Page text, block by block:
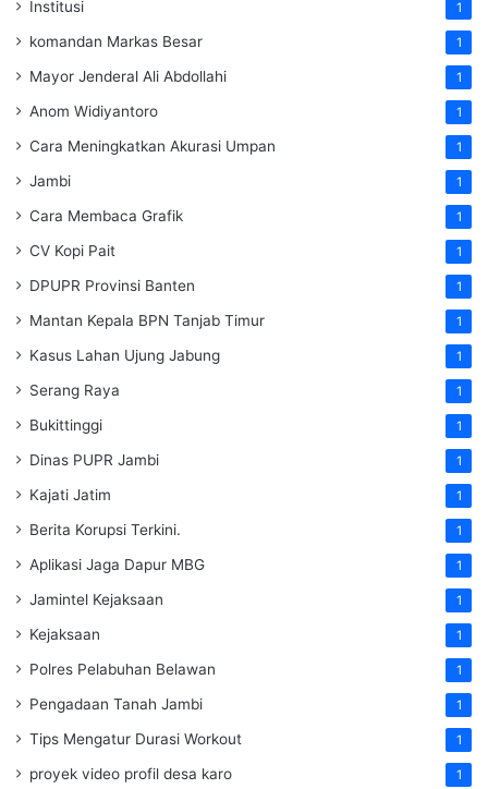
Institusi 1
komandan Markas Besar 1
Mayor Jenderal Ali Abdollahi 1
Anom Widiyantoro 1
Cara Meningkatkan Akurasi Umpan 1
Jambi 1
Cara Membaca Grafik 1
CV Kopi Pait 1
DPUPR Provinsi Banten 1
Mantan Kepala BPN Tanjab Timur 1
Kasus Lahan Ujung Jabung 1
Serang Raya 1
Bukittinggi 1
Dinas PUPR Jambi 1
Kajati Jatim 1
Berita Korupsi Terkini. 1
Aplikasi Jaga Dapur MBG 1
Jamintel Kejaksaan 1
Kejaksaan 1
Polres Pelabuhan Belawan 1
Pengadaan Tanah Jambi 1
Tips Mengatur Durasi Workout 1
proyek video profil desa karo 1